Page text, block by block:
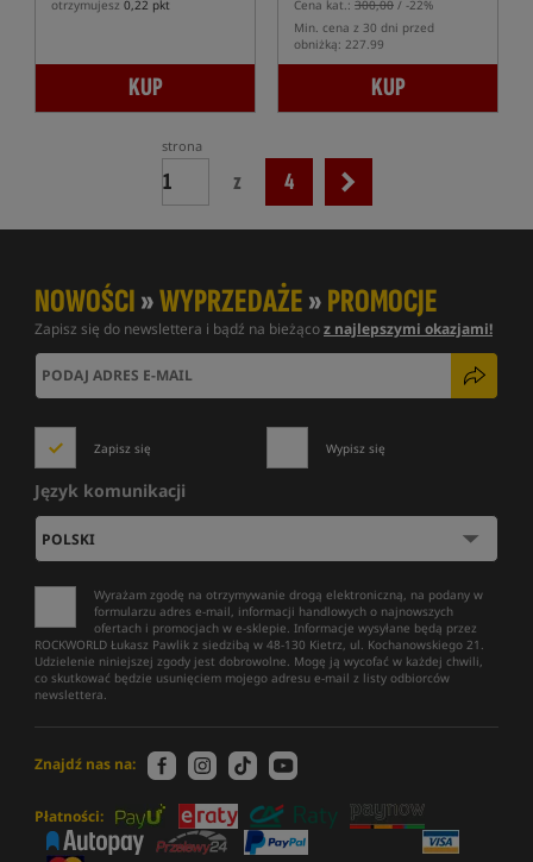
otrzymujesz 0,22 pkt
KUP
Cena kat.: 300,00 / -22%
Min. cena z 30 dni przed
obniżką: 227.99
KUP
strona
z 4
NOWOŚCI»WYPRZEDAŻE»PROMOCJE
Zapisz się do newslettera i bądź na bieżącoz najlepszymi okazjami!
Zapisz się Wypisz się
Język komunikacji
Wyrażam zgodę na otrzymywanie drogą elektroniczną, na podany w
formularzu adres e-mail, informacji handlowych o najnowszych
ofertach i promocjach w e-sklepie. Informacje wysyłane będą przez
ROCKWORLD Łukasz Pawlik z siedzibą w 48-130 Kietrz, ul. Kochanowskiego 21.
Udzielenie niniejszej zgody jest dobrowolne. Mogę ją wycofać w każdej chwili,
co skutkować będzie usunięciem mojego adresu e-mail z listy odbiorców
newslettera.
Znajdź nas na:
Płatności: